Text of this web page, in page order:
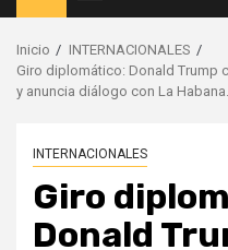
principal
Inicio
INTERNACIONALES
Giro diplomático: Donald Trump
y anuncia diálogo con La Habana.
INTERNACIONALES
Giro
Donald